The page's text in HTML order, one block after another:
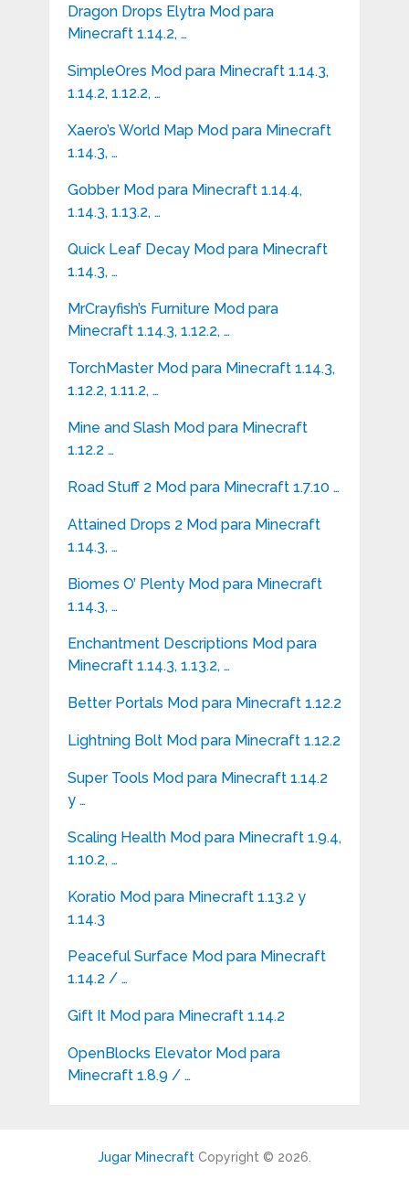
Dragon Drops Elytra Mod para
Minecraft 1.14.2, …
SimpleOres Mod para Minecraft 1.14.3,
1.14.2, 1.12.2, …
Xaero’s World Map Mod para Minecraft
1.14.3, …
Gobber Mod para Minecraft 1.14.4,
1.14.3, 1.13.2, …
Quick Leaf Decay Mod para Minecraft
1.14.3, …
MrCrayfish’s Furniture Mod para
Minecraft 1.14.3, 1.12.2, …
TorchMaster Mod para Minecraft 1.14.3,
1.12.2, 1.11.2, …
Mine and Slash Mod para Minecraft
1.12.2 …
Road Stuff 2 Mod para Minecraft 1.7.10 …
Attained Drops 2 Mod para Minecraft
1.14.3, …
Biomes O’ Plenty Mod para Minecraft
1.14.3, …
Enchantment Descriptions Mod para
Minecraft 1.14.3, 1.13.2, …
Better Portals Mod para Minecraft 1.12.2
Lightning Bolt Mod para Minecraft 1.12.2
Super Tools Mod para Minecraft 1.14.2
y …
Scaling Health Mod para Minecraft 1.9.4,
1.10.2, …
Koratio Mod para Minecraft 1.13.2 y
1.14.3
Peaceful Surface Mod para Minecraft
1.14.2 / …
Gift It Mod para Minecraft 1.14.2
OpenBlocks Elevator Mod para
Minecraft 1.8.9 / …
Jugar MinecraftCopyright © 2026.